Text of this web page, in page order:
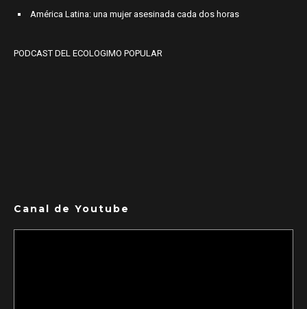
América Latina: una mujer asesinada cada dos horas
PODCAST DEL ECOLOGIMO POPULAR
Canal de Youtube